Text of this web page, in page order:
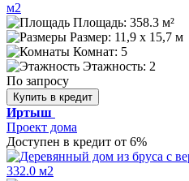
Площадь: 358.3 м²
Размер: 11,9 x 15,7 м
Комнат: 5
Этажность: 2
По запросу
Купить в кредит
Иртыш
Проект дома
Доступен в кредит от 6%